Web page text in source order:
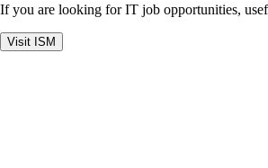
If you are looking for IT job opportunities,
Visit ISM